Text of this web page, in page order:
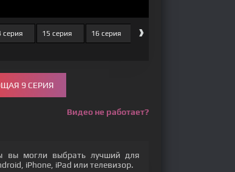
серия 15 серия 16 серия ›
9 СЕРИЯ
Видео не работает?
вы могли выбрать лучший для
iPhone, iPad или телевизор.